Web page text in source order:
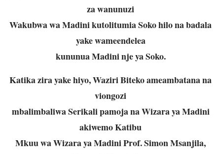
za wanunuzi
Wakubwa wa Madini kutolitumia Soko hilo na badala
yake wameendelea
kununua Madini nje ya Soko.
Katika zira yake hiyo, Waziri Biteko ameambatana na
viongozi
mbalimbaliwa Serikali pamoja na Wizara ya Madini
akiwemo Katibu
Mkuu wa Wizara ya Madini Prof. Simon Msanjila,